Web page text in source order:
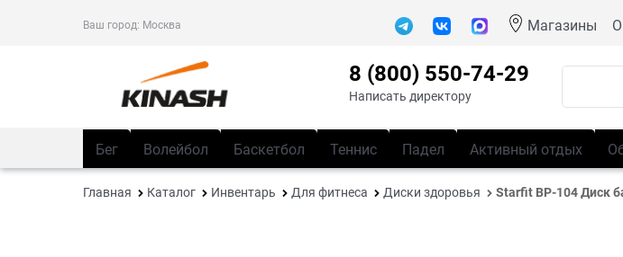
Ваш город: Москва Магазины
8 (800) 550-74-29
Написать директору
Бег Волейбол Баскетбол Теннис Падел Активный отдых
Главная Каталог Инвентарь Для фитнеса Диски здоровья Starfit BP-104 Диск